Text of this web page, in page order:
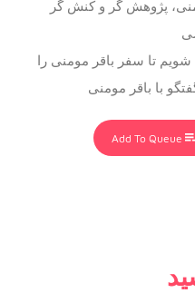
پژوهش گر و کنش گر
تا سفر باقر مومنی را
با باقر مومنی